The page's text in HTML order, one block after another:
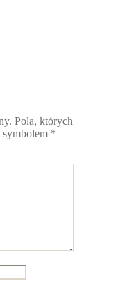
Pola, których
symbolem *